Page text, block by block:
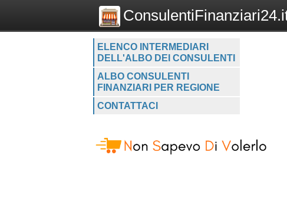
ELENCO INTERMEDIARI
DELL'ALBO DEI CONSULENTI
ALBO CONSULENTI
FINANZIARI PER REGIONE
CONTATTACI